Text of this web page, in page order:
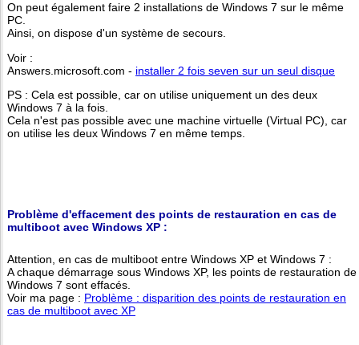
On peut également faire 2 installations de Windows 7 sur le même
PC.
Ainsi, on dispose d'un système de secours.
Voir :
Answers.microsoft.com - installer 2 fois seven sur un seul disque
PS : Cela est possible, car on utilise uniquement un des deux
Windows 7 à la fois.
Cela n'est pas possible avec une machine virtuelle (Virtual PC), car
on utilise les deux Windows 7 en même temps.
Problème d'effacement des points de restauration en cas de
multiboot avec Windows XP :
Attention, en cas de multiboot entre Windows XP et Windows 7 :
A chaque démarrage sous Windows XP, les points de restauration de
Windows 7 sont effacés.
Voir ma page : Problème : disparition des points de restauration en
cas de multiboot avec XP